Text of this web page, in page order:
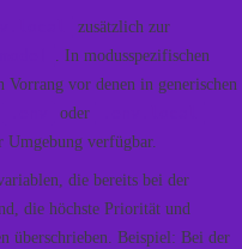
zusätzlich zur
. In modusspezifischen
Vorrang vor denen in generischen
oder
verfügbar.
die bereits bei der
die höchste Priorität und
überschrieben. Beispiel: Bei der